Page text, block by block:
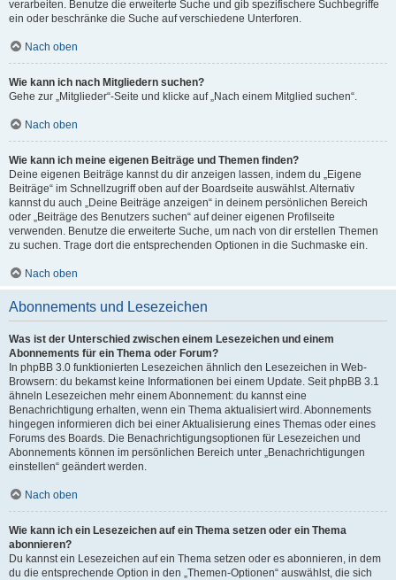
verarbeiten. Benutze die erweiterte Suche und gib spezifischere Suchbegriffe
ein oder beschränke die Suche auf verschiedene Unterforen.
Nach oben
Wie kann ich nach Mitgliedern suchen?
Gehe zur „Mitglieder“-Seite und klicke auf „Nach einem Mitglied suchen“.
Nach oben
Wie kann ich meine eigenen Beiträge und Themen finden?
Deine eigenen Beiträge kannst du dir anzeigen lassen, indem du „Eigene
Beiträge“ im Schnellzugriff oben auf der Boardseite auswählst. Alternativ
kannst du auch „Deine Beiträge anzeigen“ in deinem persönlichen Bereich
oder „Beiträge des Benutzers suchen“ auf deiner eigenen Profilseite
verwenden. Benutze die erweiterte Suche, um nach von dir erstellen Themen
zu suchen. Trage dort die entsprechenden Optionen in die Suchmaske ein.
Nach oben
Abonnements und Lesezeichen
Was ist der Unterschied zwischen einem Lesezeichen und einem
Abonnements für ein Thema oder Forum?
In phpBB 3.0 funktionierten Lesezeichen ähnlich den Lesezeichen in Web-
Browsern: du bekamst keine Informationen bei einem Update. Seit phpBB 3.1
ähneln Lesezeichen mehr einem Abonnement: du kannst eine
Benachrichtigung erhalten, wenn ein Thema aktualisiert wird. Abonnements
hingegen informieren dich bei einer Aktualisierung eines Themas oder eines
Forums des Boards. Die Benachrichtigungsoptionen für Lesezeichen und
Abonnements können im persönlichen Bereich unter „Benachrichtigungen
einstellen“ geändert werden.
Nach oben
Wie kann ich ein Lesezeichen auf ein Thema setzen oder ein Thema
abonnieren?
Du kannst ein Lesezeichen auf ein Thema setzen oder es abonnieren, in dem
du die entsprechende Option in den „Themen-Optionen“ auswählst, die sich